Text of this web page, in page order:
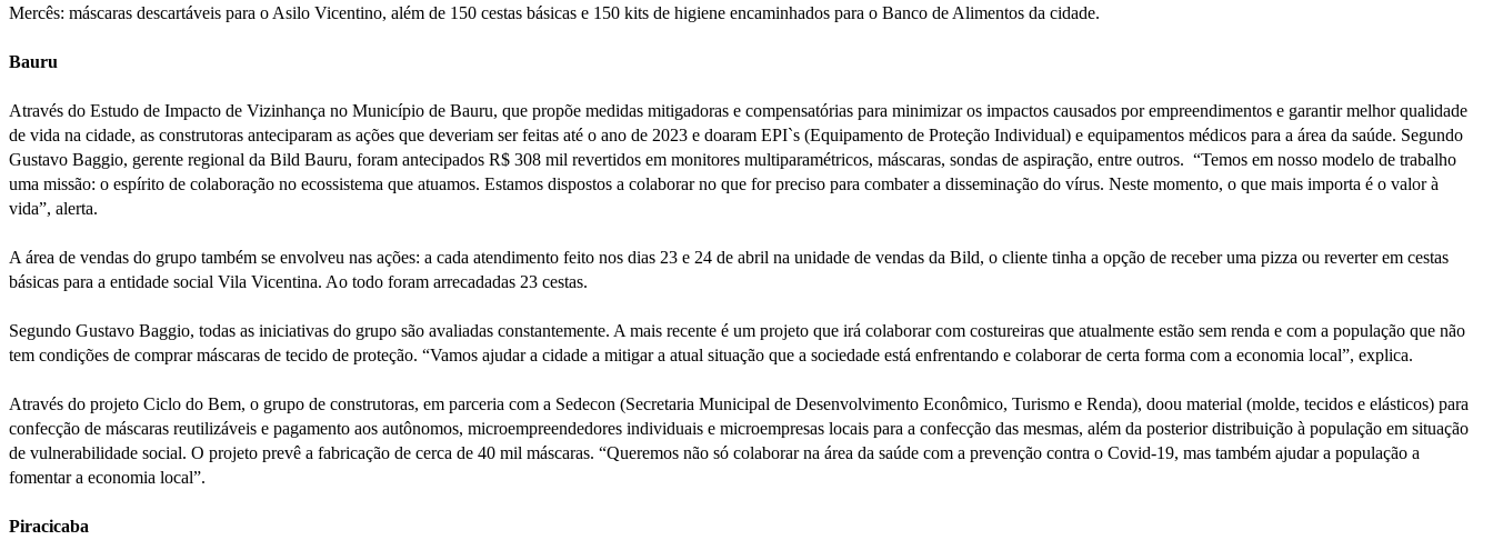
Mercês: máscaras descartáveis para o Asilo Vicentino, além de 150 cestas básicas e 150 kits de higiene encaminhados para o Banco de Alimentos da cidade.
Bauru
Através do Estudo de Impacto de Vizinhança no Município de Bauru, que propõe medidas mitigadoras e compensatórias para minimizar os impactos causados por empreendimentos e garantir melhor qualidade
de vida na cidade, as construtoras anteciparam as ações que deveriam ser feitas até o ano de 2023 e doaram EPI`s (Equipamento de Proteção Individual) e equipamentos médicos para a área da saúde. Segundo
Gustavo Baggio, gerente regional da Bild Bauru, foram antecipados R$ 308 mil revertidos em monitores multiparamétricos, máscaras, sondas de aspiração, entre outros. “Temos em nosso modelo de trabalho
uma missão: o espírito de colaboração no ecossistema que atuamos. Estamos dispostos a colaborar no que for preciso para combater a disseminação do vírus. Neste momento, o que mais importa é o valor à
vida”, alerta.
A área de vendas do grupo também se envolveu nas ações: a cada atendimento feito nos dias 23 e 24 de abril na unidade de vendas da Bild, o cliente tinha a opção de receber uma pizza ou reverter em cestas
básicas para a entidade social Vila Vicentina. Ao todo foram arrecadadas 23 cestas.
Segundo Gustavo Baggio, todas as iniciativas do grupo são avaliadas constantemente. A mais recente é um projeto que irá colaborar com costureiras que atualmente estão sem renda e com a população que não
tem condições de comprar máscaras de tecido de proteção. “Vamos ajudar a cidade a mitigar a atual situação que a sociedade está enfrentando e colaborar de certa forma com a economia local”, explica.
Através do projeto Ciclo do Bem, o grupo de construtoras, em parceria com a Sedecon (Secretaria Municipal de Desenvolvimento Econômico, Turismo e Renda), doou material (molde, tecidos e elásticos) para
confecção de máscaras reutilizáveis e pagamento aos autônomos, microempreendedores individuais e microempresas locais para a confecção das mesmas, além da posterior distribuição à população em situação
de vulnerabilidade social. O projeto prevê a fabricação de cerca de 40 mil máscaras. “Queremos não só colaborar na área da saúde com a prevenção contra o Covid-19, mas também ajudar a população a
fomentar a economia local”.
Piracicaba